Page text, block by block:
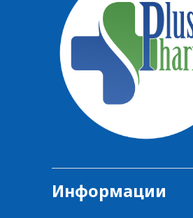
Информации